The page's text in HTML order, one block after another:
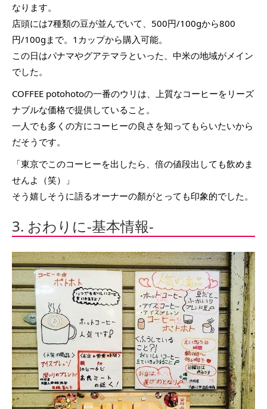
なります。
店頭には7種類の豆が並んでいて、500円/100gから800
円/100gまで。1カップから購入可能。
この日はパナマやグアテマラといった、中米の地域がメイン
でした。
COFFEE potohotoの一番のウリは、上質なコーヒーをリーズ
ナブルな価格で提供していること。
一人でも多くの方にコーヒーの良さを知ってもらいたいから
だそうです。
「東京でこのコーヒーを出したら、倍の値段出しても飲めま
せんよ（笑）」
そう嬉しそうに語るオーナーの顏がとっても印象的でした。
3. おわりに-基本情報-